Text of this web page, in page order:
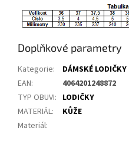
Doplňkové parametry
Kategorie:
DÁMSKÉ LODIČKY
EAN:
4064201248872
TYP OBUVI: LODIČKY
MATERIÁL:
KŮŽE
Materiál: